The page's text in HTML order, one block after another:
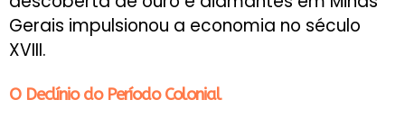
Gerais impulsionou a economia no século
XVIII.
O Declínio do Período Colonial